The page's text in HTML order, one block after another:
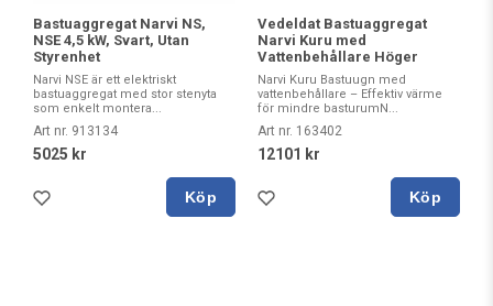
Bastuaggregat Narvi NS,
NSE 4,5 kW, Svart, Utan
Styrenhet
Narvi NSE är ett elektriskt
bastuaggregat med stor stenyta
som enkelt montera...
Art nr. 913134
5025 kr
Köp
Vedeldat Bastuaggregat
Narvi Kuru med
Vattenbehållare Höger
Narvi Kuru Bastuugn med
vattenbehållare – Effektiv värme
för mindre basturumN...
Art nr. 163402
12101 kr
Köp